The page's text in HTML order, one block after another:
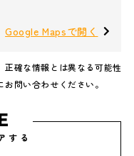
Google Mapsで開く
確な情報とは異なる可能性
問い合わせください。
する